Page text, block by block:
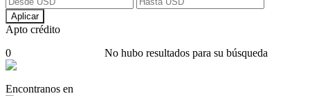
Aplicar
Apto crédito
No hubo resultados para su búsqueda
0
Encontranos en